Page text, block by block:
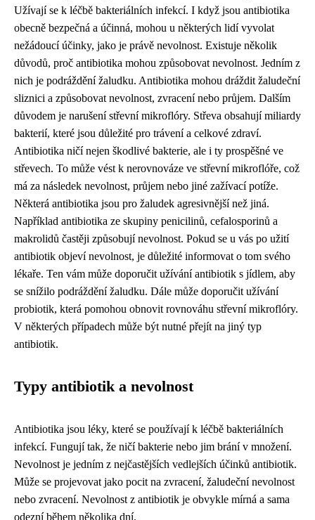
Užívají se k léčbě bakteriálních infekcí. I když jsou antibiotika
obecně bezpečná a účinná, mohou u některých lidí vyvolat
nežádoucí účinky, jako je právě nevolnost. Existuje několik
důvodů, proč antibiotika mohou způsobovat nevolnost. Jedním z
nich je podráždění žaludku. Antibiotika mohou dráždit žaludeční
sliznici a způsobovat nevolnost, zvracení nebo průjem. Dalším
důvodem je narušení střevní mikroflóry. Střeva obsahují miliardy
bakterií, které jsou důležité pro trávení a celkové zdraví.
Antibiotika ničí nejen škodlivé bakterie, ale i ty prospěšné ve
střevech. To může vést k nerovnováze ve střevní mikroflóře, což
má za následek nevolnost, průjem nebo jiné zažívací potíže.
Některá antibiotika jsou pro žaludek agresivnější než jiná.
Například antibiotika ze skupiny penicilinů, cefalosporinů a
makrolidů častěji způsobují nevolnost. Pokud se u vás po užití
antibiotik objeví nevolnost, je důležité informovat o tom svého
lékaře. Ten vám může doporučit užívání antibiotik s jídlem, aby
se snížilo podráždění žaludku. Dále může doporučit užívání
probiotik, která pomohou obnovit rovnováhu střevní mikroflóry.
V některých případech může být nutné přejít na jiný typ
antibiotik.
Typy antibiotik a nevolnost
Antibiotika jsou léky, které se používají k léčbě bakteriálních
infekcí. Fungují tak, že ničí bakterie nebo jim brání v množení.
Nevolnost je jedním z nejčastějších vedlejších účinků antibiotik.
Může se projevovat jako pocit na zvracení, žaludeční nevolnost
nebo zvracení. Nevolnost z antibiotik je obvykle mírná a sama
odezní během několika dní.